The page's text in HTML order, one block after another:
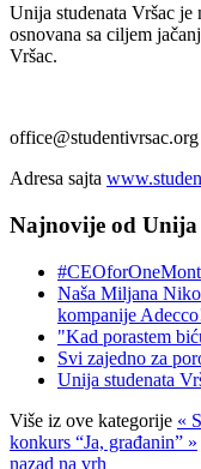
Unija studenata Vršac je
osnovana sa ciljem
Vršac.
office@studentivrsac.org
Adresa sajta
Najnovije od Unija
Naša Miljana
kompanije
"Kad porastem
Svi zajedno za
Unija studenata
Više iz ove kategorije «
konkurs “Ja, građanin” »
nazad na vrh